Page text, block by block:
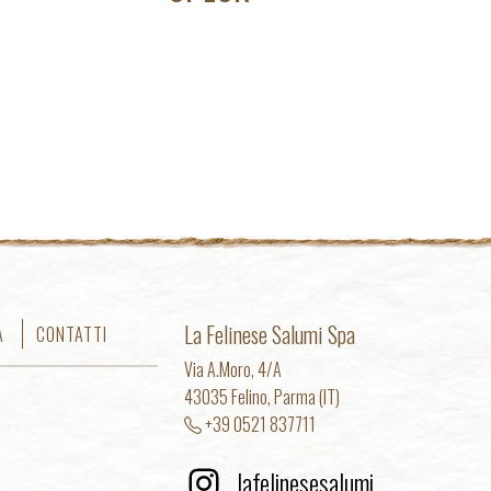
CONTATTI La Felinese Salumi Spa
Via A.Moro, 4/A
43035 Felino, Parma (IT)
+39 0521 837711
lafelinesesalumi